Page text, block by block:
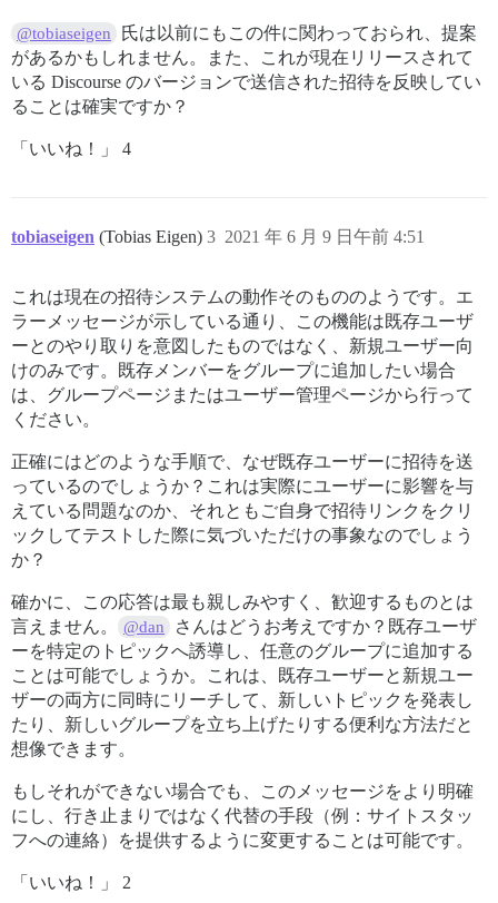
@tobiaseigen
氏は以前にもこの件に関わっておられ、提案
があるかもしれません。また、これが現在リリースされて
いる Discourse のバージョンで送信された招待を反映してい
ることは確実ですか？
「いいね！」 4
tobiaseigen (Tobias Eigen) 2021 年 6 月 9 日午前 4:51
3
これは現在の招待システムの動作そのもののようです。エ
ラーメッセージが示している通り、この機能は既存ユーザ
ーとのやり取りを意図したものではなく、新規ユーザー向
けのみです。既存メンバーをグループに追加したい場合
は、グループページまたはユーザー管理ページから行って
ください。
正確にはどのような手順で、なぜ既存ユーザーに招待を送
っているのでしょうか？これは実際にユーザーに影響を与
えている問題なのか、それともご自身で招待リンクをクリ
ックしてテストした際に気づいただけの事象なのでしょう
か？
確かに、この応答は最も親しみやすく、歓迎するものとは
言えません。
@dan
さんはどうお考えですか？既存ユーザ
ーを特定のトピックへ誘導し、任意のグループに追加する
ことは可能でしょうか。これは、既存ユーザーと新規ユー
ザーの両方に同時にリーチして、新しいトピックを発表し
たり、新しいグループを立ち上げたりする便利な方法だと
想像できます。
もしそれができない場合でも、このメッセージをより明確
にし、行き止まりではなく代替の手段（例：サイトスタッ
フへの連絡）を提供するように変更することは可能です。
「いいね！」 2